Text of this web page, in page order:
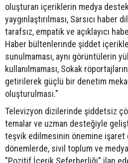
oluşturan içeriklerin medya
yaygınlaştırılması, Sarsıcı haber
tarafsız, empatik ve açıklayıcı
Haber bültenlerinde şiddet
sunulmaması, aynı görüntülerin
kullanılmaması, Sokak
getirilerek güçlü bir denetim
oluşturulması."
Televizyon dizilerinde şiddetsiz
temalar ve uzman desteğiyle
teşvik edilmesinin önemine işaret
dönemlerde, sivil toplum ve
"Pozitif İçerik Seferberliği" ilan